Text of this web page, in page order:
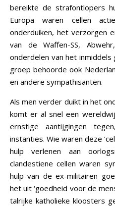
bereikte de strafontlopers
Europa waren cellen
onderduiken, het verzorgen
van de Waffen-SS,
onderdelen van het inmiddels
groep behoorde ook
en andere sympathisanten.
Als men verder duikt in het
komt er al snel een
ernstige aantijgingen
instanties. Wie waren deze
hulp verlenen aan
clandestiene cellen waren
hulp van de ex-militairen
het uit ‘goedheid voor de
talrijke katholieke kloosters